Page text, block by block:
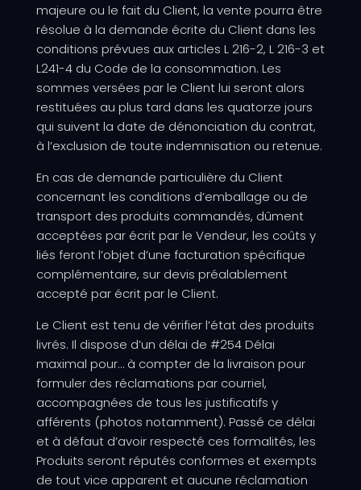
majeure ou le fait du Client, la vente pourra être
résolue à la demande écrite du Client dans les
conditions prévues aux articles L 216-2, L 216-3 et
L241-4 du Code de la consommation. Les
sommes versées par le Client lui seront alors
restituées au plus tard dans les quatorze jours
qui suivent la date de dénonciation du contrat,
à l’exclusion de toute indemnisation ou retenue.
En cas de demande particulière du Client
concernant les conditions d’emballage ou de
transport des produits commandés, dûment
acceptées par écrit par le Vendeur, les coûts y
liés feront l’objet d’une facturation spécifique
complémentaire, sur devis préalablement
accepté par écrit par le Client.
Le Client est tenu de vérifier l’état des produits
livrés. Il dispose d’un délai de #254 Délai
maximal pour… à compter de la livraison pour
formuler des réclamations par courriel,
accompagnées de tous les justificatifs y
afférents (photos notamment). Passé ce délai
et à défaut d’avoir respecté ces formalités, les
Produits seront réputés conformes et exempts
de tout vice apparent et aucune réclamation